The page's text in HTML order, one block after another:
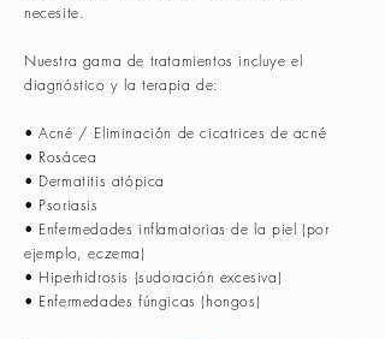
necesite.
Nuestra gama de tratamientos incluye el
diagnóstico y la terapia de:
• Acné / Eliminación de cicatrices de acné
• Rosácea
• Dermatitis atópica
• Psoriasis
• Enfermedades inflamatorias de la piel (por
ejemplo, eczema)
• Hiperhidrosis (sudoración excesiva)
• Enfermedades fúngicas (hongos)